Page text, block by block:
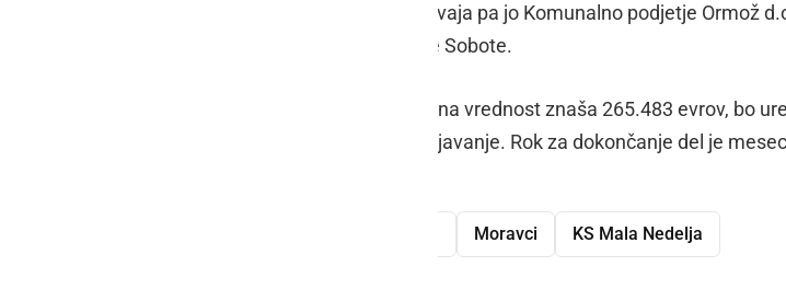
podjetju ATRIJ d.o.o. iz Odrancev, izvaja pa jo Komunalno podjetje Ormož
Rajnar, Štefan Rajnar s..p. iz Murske Sobote.
V sklopu investicije, katere pogodbena vrednost znaša 265.483 evrov, bo
energetska infrastruktura in odvodnjavanje. Rok za dokončanje del je
Moravci KS Mala Nedelja